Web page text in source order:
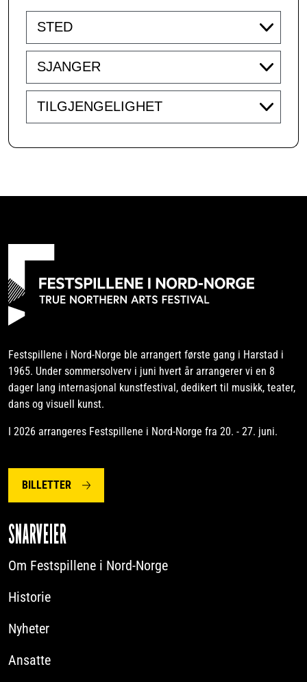
Festspillene i Nord-Norge ble arrangert første gang i Harstad i
1965. Under sommersolverv i juni hvert år arrangerer vi en 8
dager lang internasjonal kunstfestival, dedikert til musikk, teater,
dans og visuell kunst.
I 2026 arrangeres Festspillene i Nord-Norge fra 20. - 27. juni.
BILLETTER
SNARVEIER
Om Festspillene i Nord-Norge
Historie
Nyheter
Ansatte